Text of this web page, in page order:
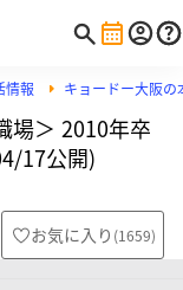
情報 キョードー大阪
場＞ 2010年卒
17公開)
お気に入り (1659)